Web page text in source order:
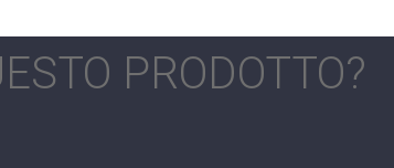
PRODOTTO?